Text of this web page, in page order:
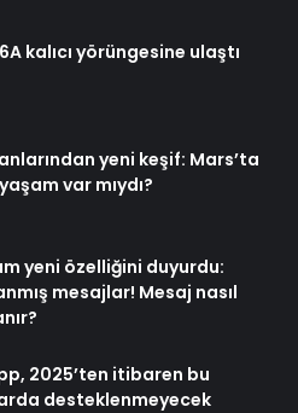
kalıcı yörüngesine ulaştı
yeni keşif: Mars’ta
var mıydı?
yeni özelliğini duyurdu:
mesajlar! Mesaj nasıl
2025’ten itibaren bu
desteklenmeyecek